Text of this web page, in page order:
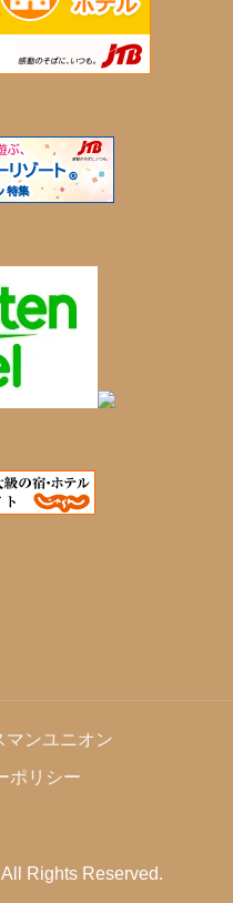
マンユニオン
ポリシー
Rights Reserved.